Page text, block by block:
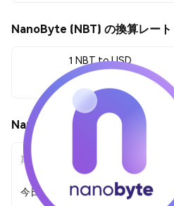
NanoByte (NBT) の換算レート
1 NBT to USD
$0.00089383
NanoByte (NBT) の価格変動
期間
今日 +$0.0000218